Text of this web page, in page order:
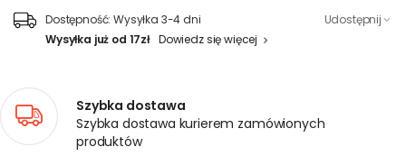
Dostępność: Wysyłka 3-4 dni
Wysyłka już od 17zł Dowiedz się więcej
Udostępnij
Szybka dostawa
Szybka dostawa kurierem zamówionych
produktów